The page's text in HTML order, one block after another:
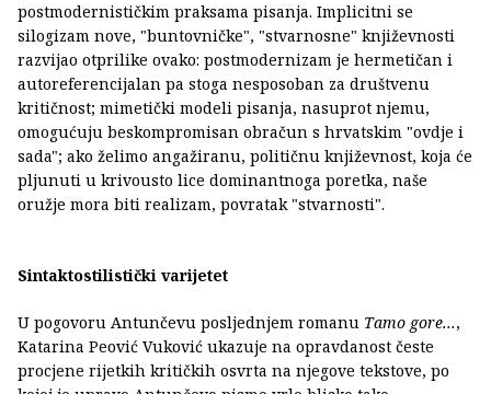
postmodernističkim praksama pisanja. Implicitni se
silogizam nove, "buntovničke", "stvarnosne" književnosti
razvijao otprilike ovako: postmodernizam je hermetičan i
autoreferencijalan pa stoga nesposoban za društvenu
kritičnost; mimetički modeli pisanja, nasuprot njemu,
omogućuju beskompromisan obračun s hrvatskim "ovdje i
sada"; ako želimo angažiranu, političnu književnost, koja će
pljunuti u krivousto lice dominantnoga poretka, naše
oružje mora biti realizam, povratak "stvarnosti".
Sintaktostilistički varijetet
U pogovoru Antunčevu posljednjem romanu Tamo gore...,
Katarina Peović Vuković ukazuje na opravdanost česte
procjene rijetkih kritičkih osvrta na njegove tekstove, po